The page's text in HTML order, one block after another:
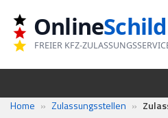
Zum
Inhalt
springen
Online
FREIER KFZ-
Home » Zulassungsstellen »